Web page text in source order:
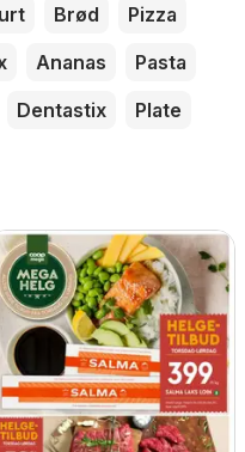
Brød
Pizza
Ananas
Pasta
Dentastix Plate